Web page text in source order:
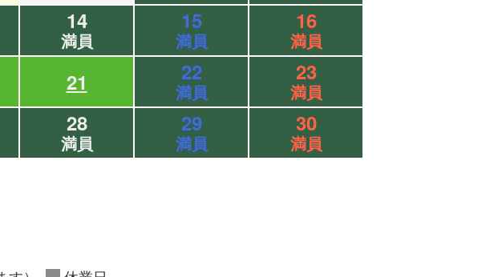
14
満員
15
満員
16
満員
21 22
満員
23
満員
28
満員
29
満員
30
満員